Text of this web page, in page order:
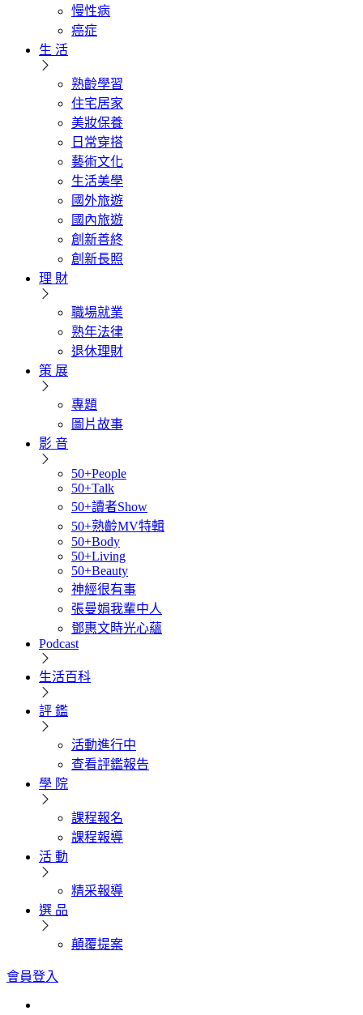
慢性病
癌症
生 活
熟齡學習
住宅居家
美妝保養
日常穿搭
藝術文化
生活美學
國外旅遊
國內旅遊
創新善終
創新長照
理 財
職場就業
熟年法律
退休理財
策 展
專題
圖片故事
影 音
50+People
50+Talk
50+讀者Show
50+熟齡MV特輯
50+Body
50+Living
50+Beauty
神經很有事
張曼娟我輩中人
鄧惠文時光心蘊
Podcast
生活百科
評 鑑
活動進行中
查看評鑑報告
學 院
課程報名
課程報導
活 動
精采報導
選 品
顛覆提案
會員登入